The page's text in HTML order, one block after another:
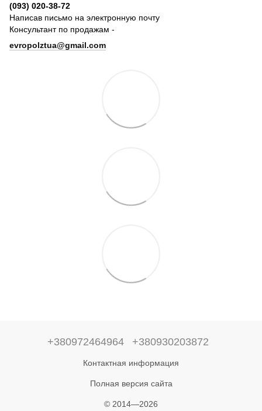
(093) 020-38-72
Написав письмо на электронную почту
Консультант по продажам -
evropolztua@gmail.com
+380972464964 +380930203872
Контактная информация
Полная версия сайта
© 2014—2026